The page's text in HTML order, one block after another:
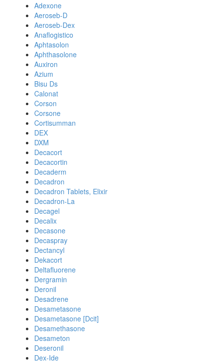
Adexone
Aeroseb-D
Aeroseb-Dex
Anaflogistico
Aphtasolon
Aphthasolone
Auxiron
Azium
Bisu Ds
Calonat
Corson
Corsone
Cortisumman
DEX
DXM
Decacort
Decacortin
Decaderm
Decadron
Decadron Tablets, Elixir
Decadron-La
Decagel
Decalix
Decasone
Decaspray
Dectancyl
Dekacort
Deltafluorene
Dergramin
Deronil
Desadrene
Desametasone
Desametasone [Dcit]
Desamethasone
Desameton
Deseronil
Dex-Ide